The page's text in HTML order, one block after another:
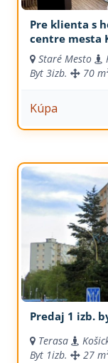
Pre klienta s
centre mesta
Staré Mesto
Byt 3izb. 70
Kúpa
Predaj 1 izb.
Terasa
Byt 1izb. 27